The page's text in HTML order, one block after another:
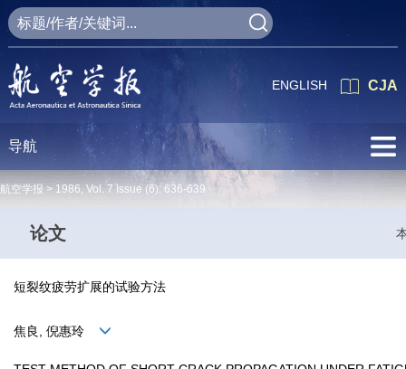
CJA
ENGLISH
导航
航空学报 > 1986, Vol. 7 Issue (6): 636-639
论文
短裂纹疲劳扩展的试验方法
焦良, 倪惠玲